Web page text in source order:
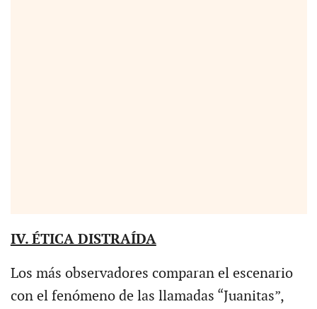
IV. ÉTICA DISTRAÍDA
Los más observadores comparan el escenario
con el fenómeno de las llamadas “Juanitas”,